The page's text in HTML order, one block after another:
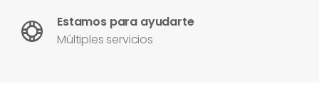
Estamos para ayudarte
Múltiples servicios